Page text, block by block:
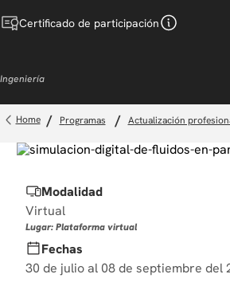
5.
global english program
7.
inglés
8.
datos
9.
música
Certificado de participación
Ingeniería
programas actualización
Modalidad
Virtual
Lugar: Plataforma virtual
Fechas
30 de julio al 08 de septiembre del